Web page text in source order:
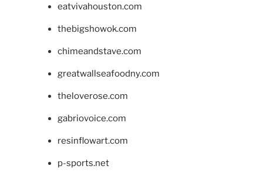
eatvivahouston.com
thebigshowok.com
chimeandstave.com
greatwallseafoodny.com
theloverose.com
gabriovoice.com
resinflowart.com
p-sports.net